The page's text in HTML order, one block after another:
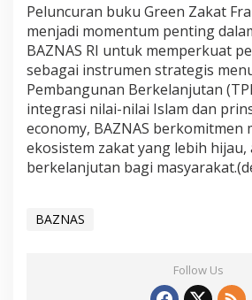
Peluncuran buku Green Zakat
menjadi momentum penting
BAZNAS RI untuk memperkuat
sebagai instrumen strategis
Pembangunan Berkelanjutan
integrasi nilai-nilai Islam dan
economy, BAZNAS berkomitmen
ekosistem zakat yang lebih hijau,
berkelanjutan bagi
BAZNAS
Follow Us